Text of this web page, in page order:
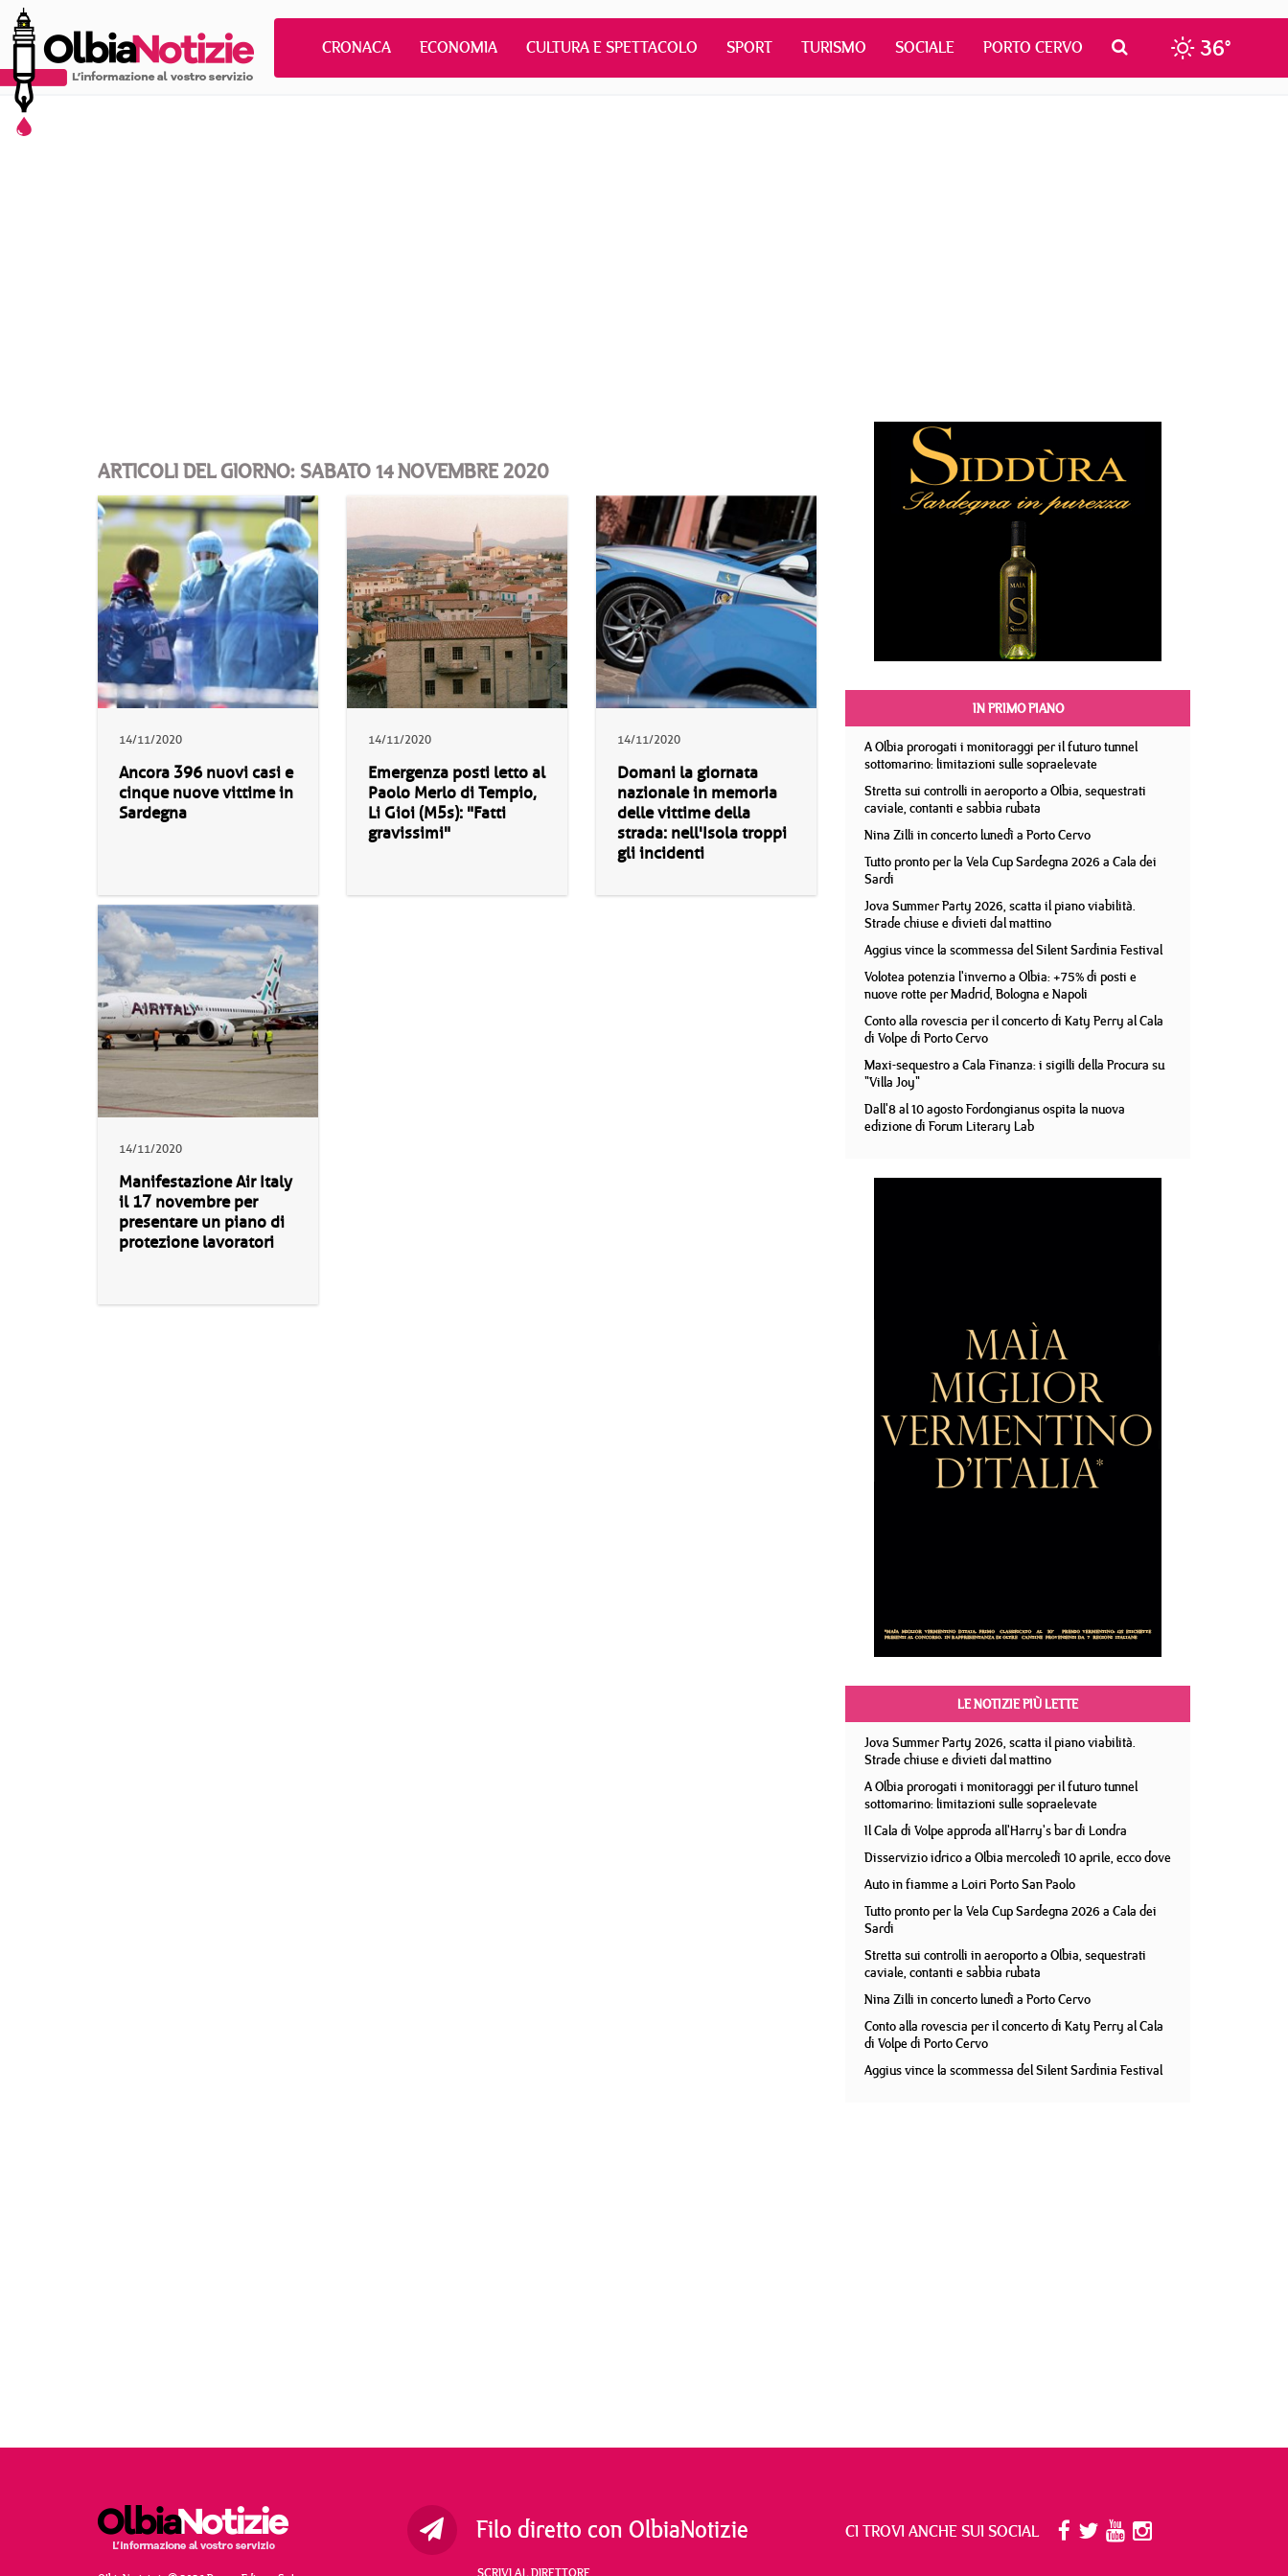
CRONACA ECONOMIA CULTURA E SPETTACOLO SPORT TURISMO SOCIALE PORTO CERVO 36°
ARTICOLI DEL GIORNO: SABATO 14 NOVEMBRE 2020
14/11/2020
Ancora 396 nuovi casi e
cinque nuove vittime in
Sardegna
14/11/2020
Emergenza posti letto al
Paolo Merlo di Tempio,
Li Gioi (M5s): "Fatti
gravissimi"
14/11/2020
Domani la giornata
nazionale in memoria
delle vittime della
strada: nell'Isola troppi
gli incidenti
14/11/2020
Manifestazione Air Italy
il 17 novembre per
presentare un piano di
protezione lavoratori
IN PRIMO PIANO
A Olbia prorogati i monitoraggi per il futuro tunnel
sottomarino: limitazioni sulle sopraelevate
Stretta sui controlli in aeroporto a Olbia, sequestrati
caviale, contanti e sabbia rubata
Nina Zilli in concerto lunedì a Porto Cervo
Tutto pronto per la Vela Cup Sardegna 2026 a Cala dei
Sardi
Jova Summer Party 2026, scatta il piano viabilità.
Strade chiuse e divieti dal mattino
Aggius vince la scommessa del Silent Sardinia Festival
Volotea potenzia l'inverno a Olbia: +75% di posti e
nuove rotte per Madrid, Bologna e Napoli
Conto alla rovescia per il concerto di Katy Perry al Cala
di Volpe di Porto Cervo
Maxi-sequestro a Cala Finanza: i sigilli della Procura su
"Villa Joy"
Dall'8 al 10 agosto Fordongianus ospita la nuova
edizione di Forum Literary Lab
LE NOTIZIE PIÙ LETTE
Jova Summer Party 2026, scatta il piano viabilità.
Strade chiuse e divieti dal mattino
A Olbia prorogati i monitoraggi per il futuro tunnel
sottomarino: limitazioni sulle sopraelevate
Il Cala di Volpe approda all'Harry's bar di Londra
Disservizio idrico a Olbia mercoledì 10 aprile, ecco dove
Auto in fiamme a Loiri Porto San Paolo
Tutto pronto per la Vela Cup Sardegna 2026 a Cala dei
Sardi
Stretta sui controlli in aeroporto a Olbia, sequestrati
caviale, contanti e sabbia rubata
Nina Zilli in concerto lunedì a Porto Cervo
Conto alla rovescia per il concerto di Katy Perry al Cala
di Volpe di Porto Cervo
Aggius vince la scommessa del Silent Sardinia Festival
Filo diretto con OlbiaNotizie
SCRIVI AL DIRETTORE
CI TROVI ANCHE SUI SOCIAL